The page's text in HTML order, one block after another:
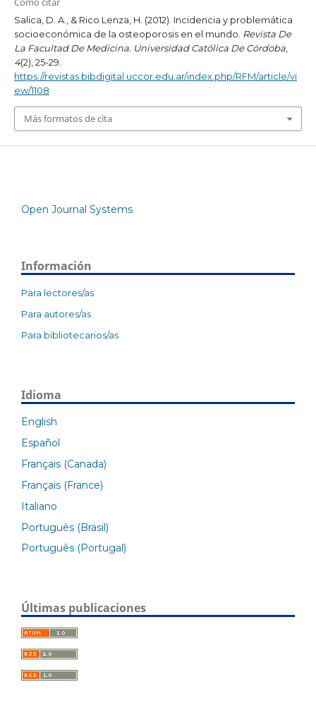
Salica, D. A., & Rico Lenza, H. (2012). Incidencia y problemática
socioeconómica de la osteoporosis en el mundo. Revista De
La Facultad De Medicina. Universidad Católica De Córdoba,
4(2), 25-29.
https://revistas.bibdigital.uccor.edu.ar/index.php/RFM/article/vi
ew/1108
Más formatos de cita
Open Journal Systems
Información
Para lectores/as
Para autores/as
Para bibliotecarios/as
Idioma
English
Español
Français (Canada)
Français (France)
Italiano
Português (Brasil)
Português (Portugal)
Últimas publicaciones